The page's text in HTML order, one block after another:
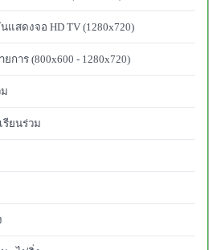
สดงจอ HD TV (1280x720)
การ (800x600 - 1280x720)
รียนร่วม